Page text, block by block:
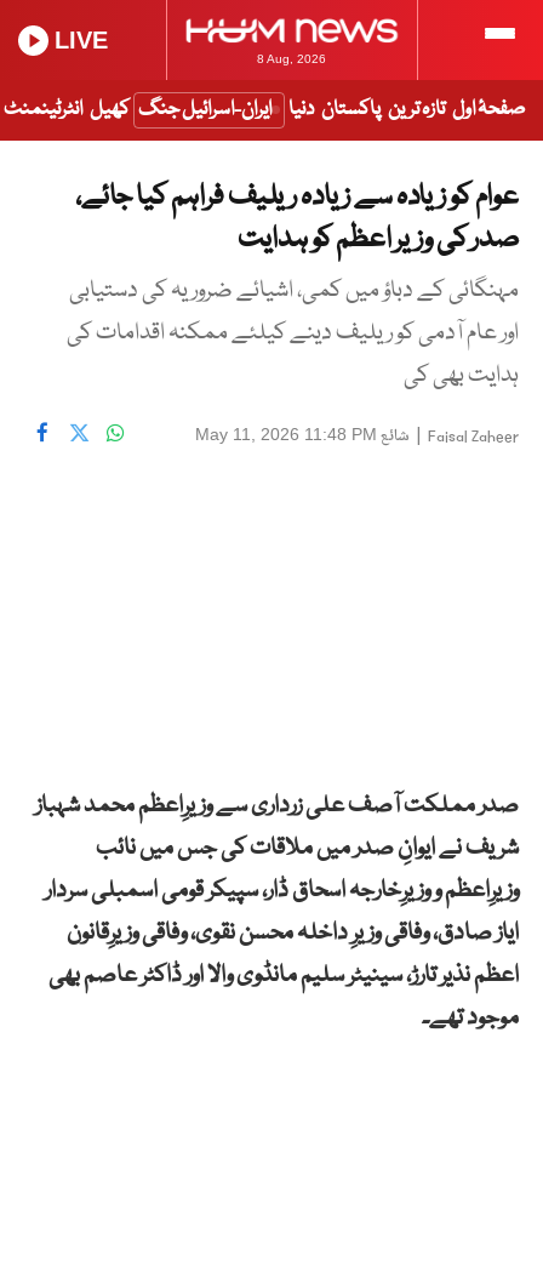
8 Aug, 2026
LIVE
صفحۂ اول تازہ ترین پاکستان دنیا ایران-اسرائیل جنگ کھیل انٹرٹینمنٹ
عوام کو زیادہ سے زیادہ ریلیف فراہم کیا جائے،
صدر کی وزیر اعظم کو ہدایت
مہنگائی کے دباؤ میں کمی، اشیائے ضروریہ کی دستیابی
اور عام آدمی کو ریلیف دینے کیلئے ممکنہ اقدامات کی
ہدایت بھی کی
Faisal Zaheer
| شائع May 11, 2026 11:48 PM
صدر مملکت آصف علی زرداری سے وزیرِاعظم محمد شہباز
شریف نے ایوانِ صدر میں ملاقات کی جس میں نائب
وزیرِاعظم و وزیرِخارجہ اسحاق ڈار، سپیکر قومی اسمبلی سردار
ایاز صادق، وفاقی وزیرِ داخلہ محسن نقوی، وفاقی وزیرِقانون
اعظم نذیر تارڑ، سینیٹر سلیم مانڈوی والا اور ڈاکٹر عاصم بھی
موجود تھے۔